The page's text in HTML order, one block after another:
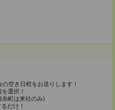
空き日程をお送りします！
選択！
町は来社のみ)
だけ！